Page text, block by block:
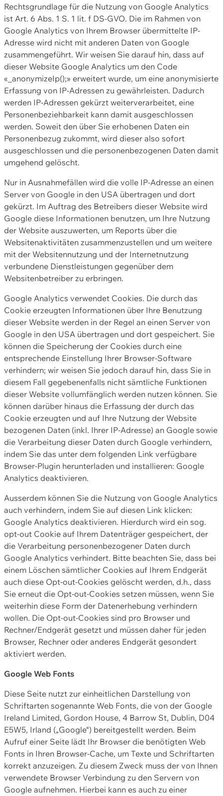
Rechtsgrundlage für die Nutzung von Google Analytics
ist Art. 6 Abs. 1 S. 1 lit. f DS-GVO. Die im Rahmen von
Google Analytics von Ihrem Browser übermittelte IP-
Adresse wird nicht mit anderen Daten von Google
zusammengeführt. Wir weisen Sie darauf hin, dass auf
dieser Website Google Analytics um den Code
«_anonymizeIp();» erweitert wurde, um eine anonymisierte
Erfassung von IP-Adressen zu gewährleisten. Dadurch
werden IP-Adressen gekürzt weiterverarbeitet, eine
Personenbeziehbarkeit kann damit ausgeschlossen
werden. Soweit den über Sie erhobenen Daten ein
Personenbezug zukommt, wird dieser also sofort
ausgeschlossen und die personenbezogenen Daten damit
umgehend gelöscht.
Nur in Ausnahmefällen wird die volle IP-Adresse an einen
Server von Google in den USA übertragen und dort
gekürzt. Im Auftrag des Betreibers dieser Website wird
Google diese Informationen benutzen, um Ihre Nutzung
der Website auszuwerten, um Reports über die
Websitenaktivitäten zusammenzustellen und um weitere
mit der Websitennutzung und der Internetnutzung
verbundene Dienstleistungen gegenüber dem
Websitenbetreiber zu erbringen.
Google Analytics verwendet Cookies. Die durch das
Cookie erzeugten Informationen über Ihre Benutzung
dieser Website werden in der Regel an einen Server von
Google in den USA übertragen und dort gespeichert. Sie
können die Speicherung der Cookies durch eine
entsprechende Einstellung Ihrer Browser-Software
verhindern; wir weisen Sie jedoch darauf hin, dass Sie in
diesem Fall gegebenenfalls nicht sämtliche Funktionen
dieser Website vollumfänglich werden nutzen können. Sie
können darüber hinaus die Erfassung der durch das
Cookie erzeugten und auf Ihre Nutzung der Website
bezogenen Daten (inkl. Ihrer IP-Adresse) an Google sowie
die Verarbeitung dieser Daten durch Google verhindern,
indem Sie das unter dem folgenden Link verfügbare
Browser-Plugin herunterladen und installieren: Google
Analytics deaktivieren.
Ausserdem können Sie die Nutzung von Google Analytics
auch verhindern, indem Sie auf diesen Link klicken:
Google Analytics deaktivieren. Hierdurch wird ein sog.
opt-out Cookie auf Ihrem Datenträger gespeichert, der
die Verarbeitung personenbezogener Daten durch
Google Analytics verhindert. Bitte beachten Sie, dass bei
einem Löschen sämtlicher Cookies auf Ihrem Endgerät
auch diese Opt-out-Cookies gelöscht werden, d.h., dass
Sie erneut die Opt-out-Cookies setzen müssen, wenn Sie
weiterhin diese Form der Datenerhebung verhindern
wollen. Die Opt-out-Cookies sind pro Browser und
Rechner/Endgerät gesetzt und müssen daher für jeden
Browser, Rechner oder anderes Endgerät gesondert
aktiviert werden.
Google Web Fonts
Diese Seite nutzt zur einheitlichen Darstellung von
Schriftarten sogenannte Web Fonts, die von der Google
Ireland Limited, Gordon House, 4 Barrow St, Dublin, D04
E5W5, Irland („Google“) bereitgestellt werden. Beim
Aufruf einer Seite lädt Ihr Browser die benötigten Web
Fonts in Ihren Browser-Cache, um Texte und Schriftarten
korrekt anzuzeigen. Zu diesem Zweck muss der von Ihnen
verwendete Browser Verbindung zu den Servern von
Google aufnehmen. Hierbei kann es auch zu einer